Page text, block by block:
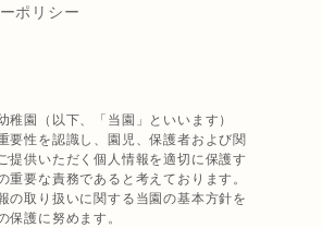
ポリシー
稚園（以下、「当園」といいます）
要性を認識し、園児、保護者および関
提供いただく個人情報を適切に保護す
重要な責務であると考えております。
の取り扱いに関する当園の基本方針を
保護に努めます。